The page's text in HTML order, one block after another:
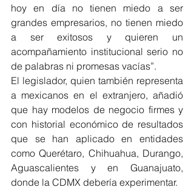
hoy en día no tienen miedo a ser
grandes empresarios, no tienen miedo
a ser exitosos y quieren un
acompañamiento institucional serio no
de palabras ni promesas vacías”.
El legislador, quien también representa
a mexicanos en el extranjero, añadió
que hay modelos de negocio firmes y
con historial económico de resultados
que se han aplicado en entidades
como Querétaro, Chihuahua, Durango,
Aguascalientes y en Guanajuato,
donde la CDMX debería experimentar.